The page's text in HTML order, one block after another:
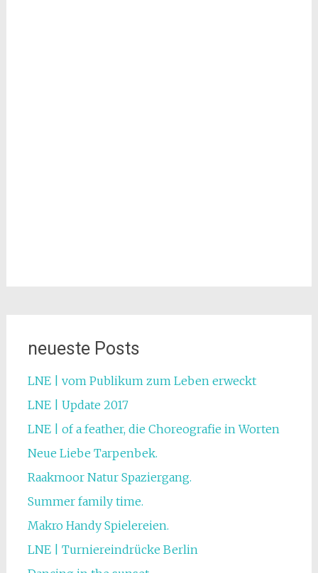
neueste Posts
LNE | vom Publikum zum Leben erweckt
LNE | Update 2017
LNE | of a feather, die Choreografie in Worten
Neue Liebe Tarpenbek.
Raakmoor Natur Spaziergang.
Summer family time.
Makro Handy Spielereien.
LNE | Turniereindrücke Berlin